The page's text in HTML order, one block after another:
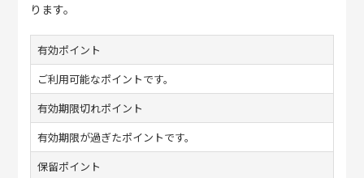
ります。
有効ポイント
ご利用可能なポイントです。
有効期限切れポイント
有効期限が過ぎたポイントです。
保留ポイント